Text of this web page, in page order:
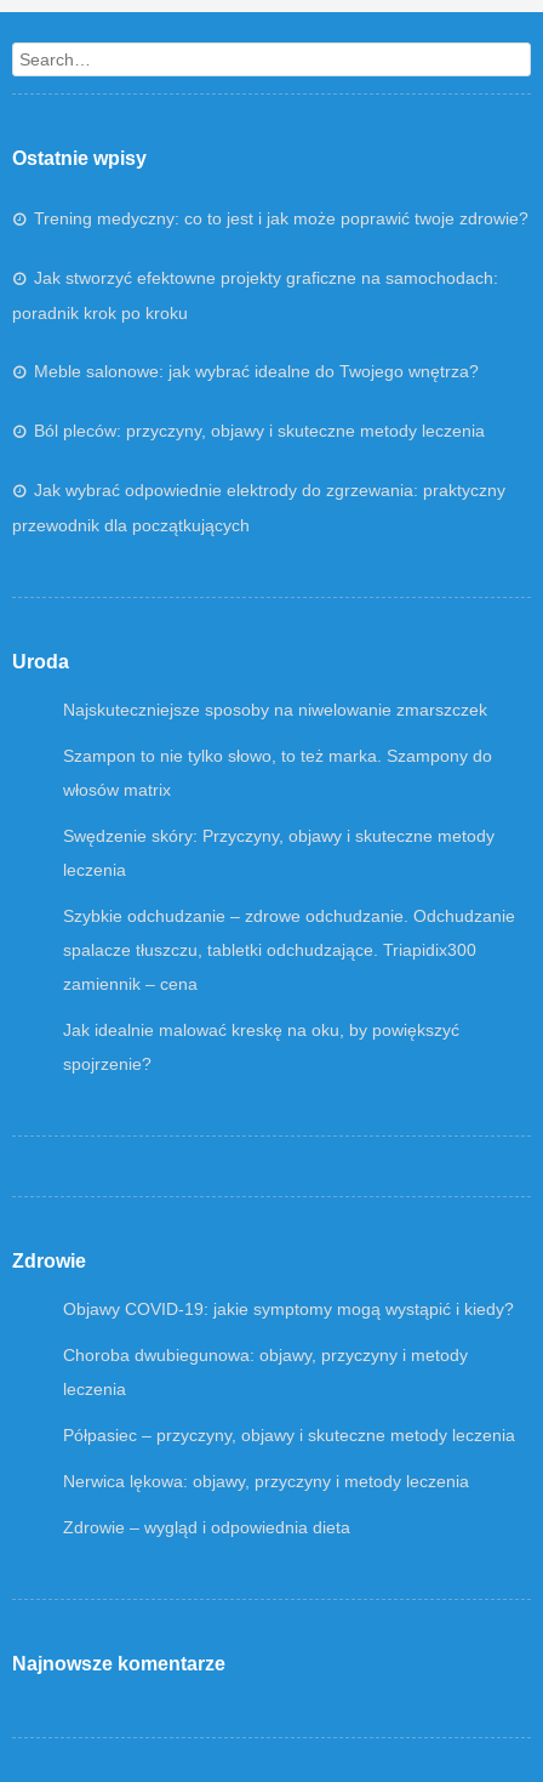
Search
Ostatnie wpisy
Trening medyczny: co to jest i jak może poprawić twoje zdrowie?
Jak stworzyć efektowne projekty graficzne na samochodach:
poradnik krok po kroku
Meble salonowe: jak wybrać idealne do Twojego wnętrza?
Ból pleców: przyczyny, objawy i skuteczne metody leczenia
Jak wybrać odpowiednie elektrody do zgrzewania: praktyczny
przewodnik dla początkujących
Uroda
Najskuteczniejsze sposoby na niwelowanie zmarszczek
Szampon to nie tylko słowo, to też marka. Szampony do
włosów matrix
Swędzenie skóry: Przyczyny, objawy i skuteczne metody
leczenia
Szybkie odchudzanie – zdrowe odchudzanie. Odchudzanie
spalacze tłuszczu, tabletki odchudzające. Triapidix300
zamiennik – cena
Jak idealnie malować kreskę na oku, by powiększyć
spojrzenie?
Zdrowie
Objawy COVID-19: jakie symptomy mogą wystąpić i kiedy?
Choroba dwubiegunowa: objawy, przyczyny i metody
leczenia
Półpasiec – przyczyny, objawy i skuteczne metody leczenia
Nerwica lękowa: objawy, przyczyny i metody leczenia
Zdrowie – wygląd i odpowiednia dieta
Najnowsze komentarze